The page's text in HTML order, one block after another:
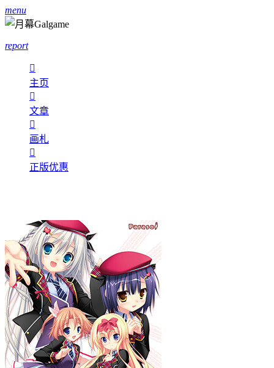
menu
report

主页

文章

画札

正版优惠